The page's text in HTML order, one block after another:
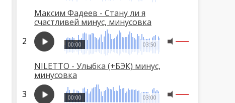
Максим Фадеев - Стану ли я
счастливей минус, минусовка
03:50
00:00
NILETTO - Улыбка (+БЭК) минус,
минусовка
03:00
00:00